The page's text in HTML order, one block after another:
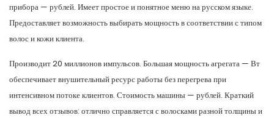
прибора — рублей. Имеет простое и понятное меню на русском языке.
Предоставляет возможность выбирать мощность в соответствии с типом
волос и кожи клиента.
Производит 20 миллионов импульсов. Большая мощность агрегата — Вт
обеспечивает внушительный ресурс работы без перегрева при
интенсивном потоке клиентов. Стоимость машины — рублей. Краткий
вывод всех отзывов: отлично справляется с волосками разной толщины и